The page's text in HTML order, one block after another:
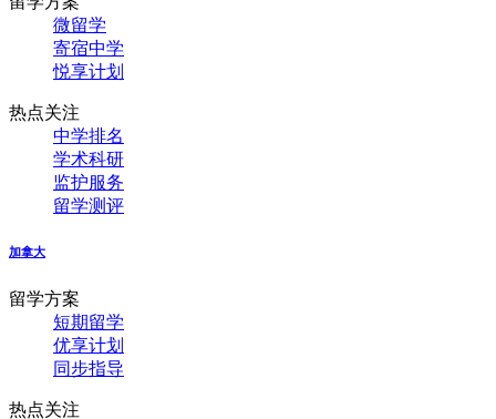
微留学
寄宿中学
悦享计划
热点关注
中学排名
学术科研
监护服务
留学测评
加拿大
留学方案
短期留学
优享计划
同步指导
热点关注